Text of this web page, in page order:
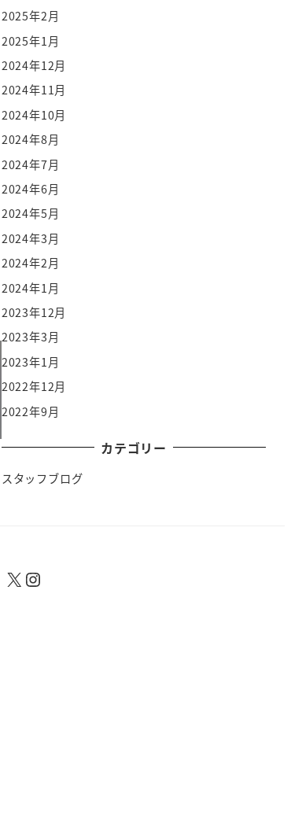
2025年2月
2025年1月
2024年12月
2024年11月
2024年10月
2024年8月
2024年7月
2024年6月
2024年5月
2024年3月
2024年2月
2024年1月
2023年12月
2023年3月
2023年1月
2022年12月
2022年9月
カテゴリー
スタッフブログ
X Instagram